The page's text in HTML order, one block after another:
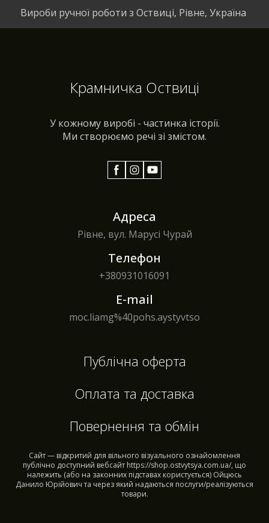
Вироби ручної роботи з Оствиці, Рівне, Україна
Крамничка Оствиці
У кожному виробі - частинка історії.
Ми створюємо речі зі змістом.
Адреса
Рівне, вул. Марусі Чурай
Телефон
+380931016091
E-mail
moc.liamg%40pohs.aystyvtso
Публічна оферта
Оплата та доставка
Повернення та обмін
Сайт — відкритий для вільного візуального ознайомлення
публічно доступний вебсайт https://shop.ostvytsya.com.ua/, що
належить (або на законних підставах користується) Ойцюсь
Данило Юрійович та через який надаються послуги/реалізуються
товари.